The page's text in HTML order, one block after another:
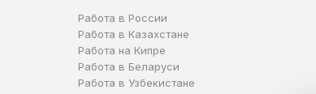
Работа в России
Работа в Казахстане
Работа на Кипре
Работа в Беларуси
Работа в Узбекистане